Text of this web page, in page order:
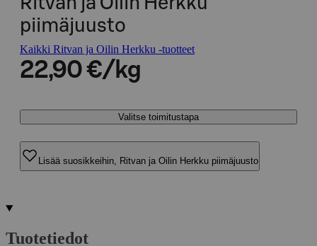
piimäjuusto
Kaikki Ritvan ja Oilin Herkku -tuotteet
22,90 €/kg
Valitse toimitustapa
Lisää suosikkeihin, Ritvan ja Oilin Herkku piimäjuusto
Tuotetiedot